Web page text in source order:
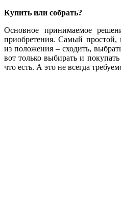
Купить или собрать?
Основное принимаемое
приобретения. Самый простой,
из положения – сходить,
вот только выбирать и
что есть. А это не всегда